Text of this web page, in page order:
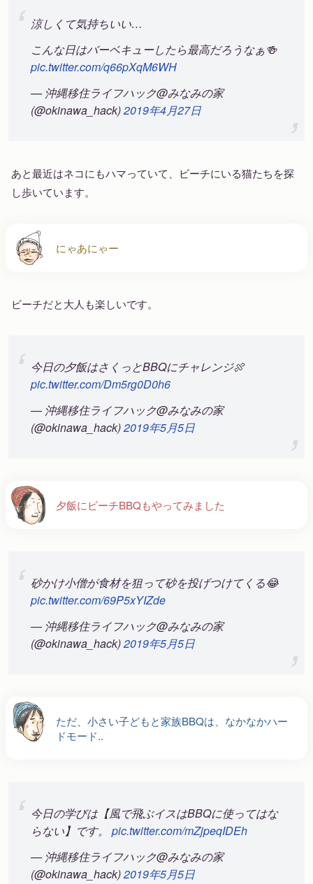
涼しくて気持ちいい…
こんな日はバーベキューしたら最高だろうなぁ🍻
pic.twitter.com/q66pXqM6WH
— 沖縄移住ライフハック@みなみの家
(@okinawa_hack)2019年4月27日
あと最近はネコにもハマっていて、ビーチにいる猫たちを探
し歩いています。
にゃあにゃー
ビーチだと大人も楽しいです。
今日の夕飯はさくっとBBQにチャレンジ🍖
pic.twitter.com/Dm5rg0D0h6
— 沖縄移住ライフハック@みなみの家
(@okinawa_hack)2019年5月5日
夕飯にビーチBBQもやってみました
砂かけ小僧が食材を狙って砂を投げつけてくる😂
pic.twitter.com/69P5xYIZde
— 沖縄移住ライフハック@みなみの家
(@okinawa_hack)2019年5月5日
ただ、小さい子どもと家族BBQは、なかなかハー
ドモード..
今日の学びは【風で飛ぶイスはBBQに使ってはな
らない】です。 pic.twitter.com/mZjpeqIDEh
— 沖縄移住ライフハック@みなみの家
(@okinawa_hack)2019年5月5日